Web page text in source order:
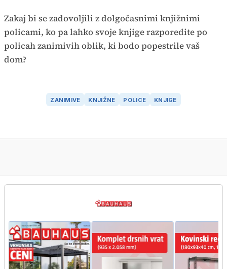
Zakaj bi se zadovoljili z dolgočasnimi knjižnimi
policami, ko pa lahko svoje knjige razporedite po
policah zanimivih oblik, ki bodo popestrile vaš
dom?
ZANIMIVE KNJIŽNE POLICE KNJIGE